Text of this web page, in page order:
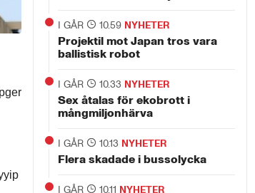
I GÅR 10.59 NYHETER
Projektil mot Japan tros vara
ballistisk robot
I GÅR 10.33 NYHETER
Sex åtalas för ekobrott i
mångmiljonhärva
I GÅR 10.13 NYHETER
Flera skadade i bussolycka
I GÅR 10.11 NYHETER